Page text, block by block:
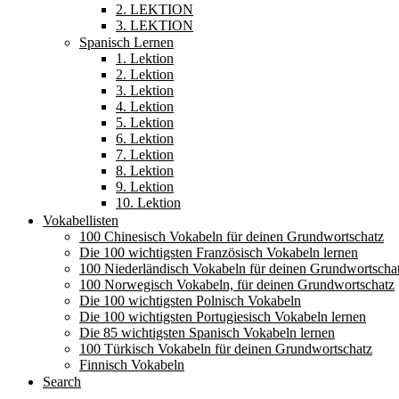
2. LEKTION
3. LEKTION
Spanisch Lernen
1. Lektion
2. Lektion
3. Lektion
4. Lektion
5. Lektion
6. Lektion
7. Lektion
8. Lektion
9. Lektion
10. Lektion
Vokabellisten
100 Chinesisch Vokabeln für deinen Grundwortschatz
Die 100 wichtigsten Französisch Vokabeln lernen
100 Niederländisch Vokabeln für deinen
100 Norwegisch Vokabeln, für deinen Grundwortschatz
Die 100 wichtigsten Polnisch Vokabeln
Die 100 wichtigsten Portugiesisch Vokabeln lernen
Die 85 wichtigsten Spanisch Vokabeln lernen
100 Türkisch Vokabeln für deinen Grundwortschatz
Finnisch Vokabeln
Search